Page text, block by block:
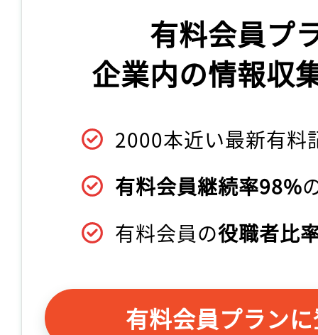
有料会員プ
企業内の情報収
2000本近い最新有料
有料会員継続率98%
有料会員の役職者比
有料会員プラン